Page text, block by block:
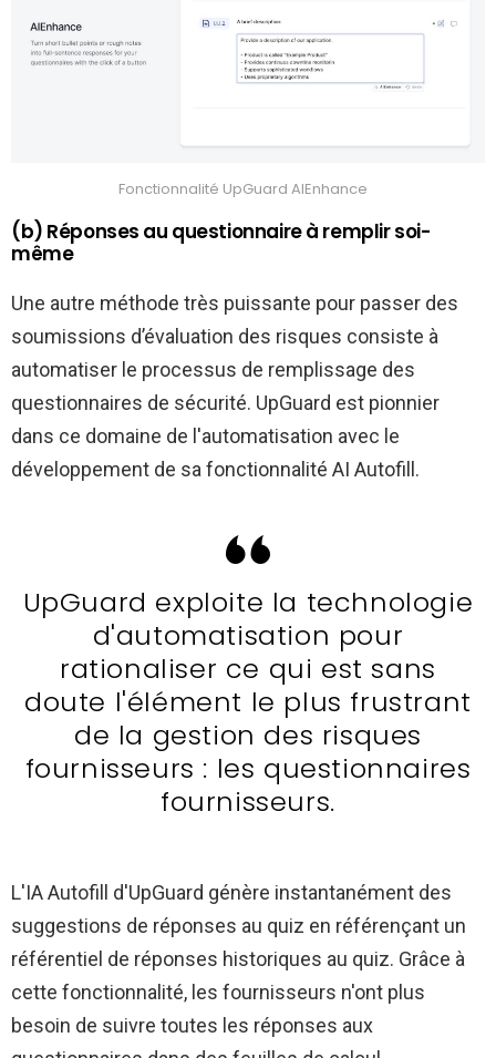
Fonctionnalité UpGuard AIEnhance
(b) Réponses au questionnaire à remplir soi-
même
Une autre méthode très puissante pour passer des
soumissions d’évaluation des risques consiste à
automatiser le processus de remplissage des
questionnaires de sécurité. UpGuard est pionnier
dans ce domaine de l'automatisation avec le
développement de sa fonctionnalité AI Autofill.
UpGuard exploite la technologie
d'automatisation pour
rationaliser ce qui est sans
doute l'élément le plus frustrant
de la gestion des risques
fournisseurs : les questionnaires
fournisseurs.
L'IA Autofill d'UpGuard génère instantanément des
suggestions de réponses au quiz en référençant un
référentiel de réponses historiques au quiz. Grâce à
cette fonctionnalité, les fournisseurs n'ont plus
besoin de suivre toutes les réponses aux